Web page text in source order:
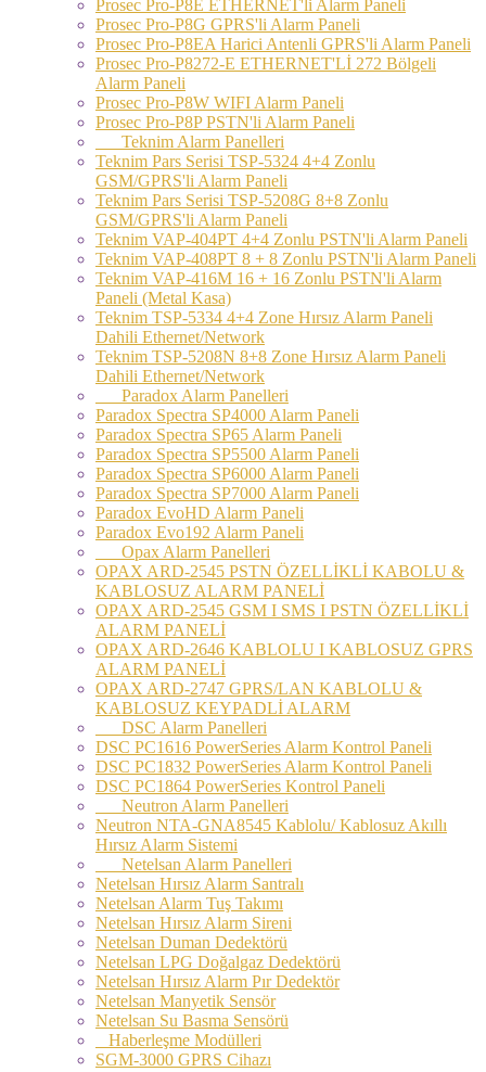
Prosec Pro-P8E ETHERNET'li Alarm Paneli
Prosec Pro-P8G GPRS'li Alarm Paneli
Prosec Pro-P8EA Harici Antenli GPRS'li Alarm Paneli
Prosec Pro-P8272-E ETHERNET'Lİ 272 Bölgeli
Alarm Paneli
Prosec Pro-P8W WIFI Alarm Paneli
Prosec Pro-P8P PSTN'li Alarm Paneli
Teknim Alarm Panelleri
Teknim Pars Serisi TSP-5324 4+4 Zonlu
GSM/GPRS'li Alarm Paneli
Teknim Pars Serisi TSP-5208G 8+8 Zonlu
GSM/GPRS'li Alarm Paneli
Teknim VAP-404PT 4+4 Zonlu PSTN'li Alarm Paneli
Teknim VAP-408PT 8 + 8 Zonlu PSTN'li Alarm Paneli
Teknim VAP-416M 16 + 16 Zonlu PSTN'li Alarm
Paneli (Metal Kasa)
Teknim TSP-5334 4+4 Zone Hırsız Alarm Paneli
Dahili Ethernet/Network
Teknim TSP-5208N 8+8 Zone Hırsız Alarm Paneli
Dahili Ethernet/Network
Paradox Alarm Panelleri
Paradox Spectra SP4000 Alarm Paneli
Paradox Spectra SP65 Alarm Paneli
Paradox Spectra SP5500 Alarm Paneli
Paradox Spectra SP6000 Alarm Paneli
Paradox Spectra SP7000 Alarm Paneli
Paradox EvoHD Alarm Paneli
Paradox Evo192 Alarm Paneli
Opax Alarm Panelleri
OPAX ARD-2545 PSTN ÖZELLİKLİ KABOLU &
KABLOSUZ ALARM PANELİ
OPAX ARD-2545 GSM I SMS I PSTN ÖZELLİKLİ
ALARM PANELİ
OPAX ARD-2646 KABLOLU I KABLOSUZ GPRS
ALARM PANELİ
OPAX ARD-2747 GPRS/LAN KABLOLU &
KABLOSUZ KEYPADLİ ALARM
DSC Alarm Panelleri
DSC PC1616 PowerSeries Alarm Kontrol Paneli
DSC PC1832 PowerSeries Alarm Kontrol Paneli
DSC PC1864 PowerSeries Kontrol Paneli
Neutron Alarm Panelleri
Neutron NTA-GNA8545 Kablolu/ Kablosuz Akıllı
Hırsız Alarm Sistemi
Netelsan Alarm Panelleri
Netelsan Hırsız Alarm Santralı
Netelsan Alarm Tuş Takımı
Netelsan Hırsız Alarm Sireni
Netelsan Duman Dedektörü
Netelsan LPG Doğalgaz Dedektörü
Netelsan Hırsız Alarm Pır Dedektör
Netelsan Manyetik Sensör
Netelsan Su Basma Sensörü
Haberleşme Modülleri
SGM-3000 GPRS Cihazı